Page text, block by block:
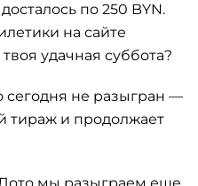
по 250 BYN.
на сайте
удачная суббота?
сегодня не разыгран —
тираж и продолжает